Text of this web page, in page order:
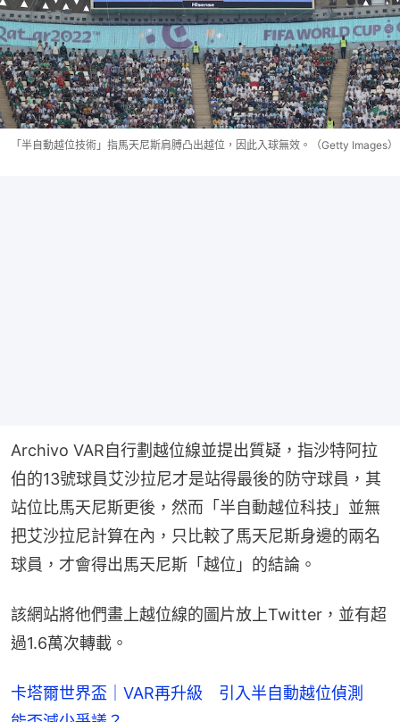
「半自動越位技術」指馬天尼斯肩膊凸出越位，因此入球無效。（Getty Images）
Archivo VAR自行劃越位線並提出質疑，指沙特阿拉
伯的13號球員艾沙拉尼才是站得最後的防守球員，其
站位比馬天尼斯更後，然而「半自動越位科技」並無
把艾沙拉尼計算在內，只比較了馬天尼斯身邊的兩名
球員，才會得出馬天尼斯「越位」的結論。
該網站將他們畫上越位線的圖片放上Twitter，並有超
過1.6萬次轉載。
卡塔爾世界盃｜VAR再升級 引入半自動越位偵測